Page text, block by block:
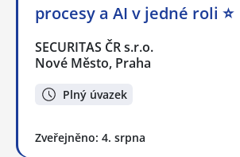
procesy a AI v jedné roli ⭐
SECURITAS ČR s.r.o.
Nové Město, Praha
Plný úvazek
Zveřejněno: 4. srpna